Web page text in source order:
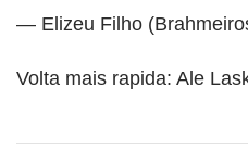
— Elizeu Filho
Volta mais rapida: Ale